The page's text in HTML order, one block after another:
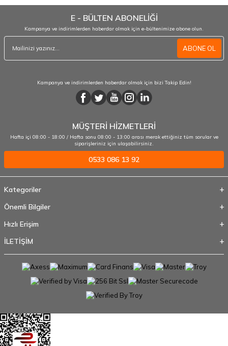
E - BÜLTEN ABONELİĞİ
Kampanya ve indirimlerden haberdar olmak için e-bültenimize abone olun.
ABONE OL
Kampanya ve indirimlerden haberdar olmak için bizi Takip Edin!
MÜŞTERİ HİZMETLERİ
Hafta içi 08:00 - 18:00 / Hafta sonu 08:00 - 13:00 arası merak ettiğiniz tüm sorular ve
siparişleriniz için ulaşabilirsiniz.
0533 086 13 92
Kategoriler
Önemli Bilgiler
Hızlı Erişim
İLETİŞİM